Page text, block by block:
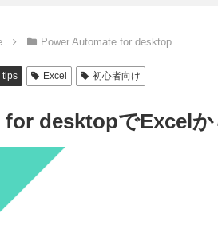
Power Automate for desktop
tips Excel 初心者向け
desktopでExcel